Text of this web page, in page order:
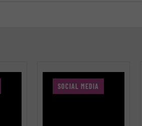
SOCIAL MEDIA